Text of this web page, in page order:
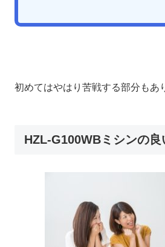
初めてはやはり苦戦する部分もあ
HZL-G100WBミシンの良